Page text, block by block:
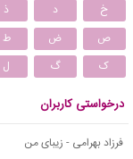
خ
د ذ
ص
ض ط
ک
گ ل
درخواستی کاربران
فرزاد بهرامی - زیبای من